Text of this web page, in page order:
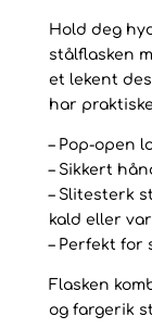
og
kald
antall
Hold deg
stålflasken
et lekent
har
– Pop-open
– Sikkert
– Slitesterk
kald eller
– Perfekt for
Flasken
og fargerik